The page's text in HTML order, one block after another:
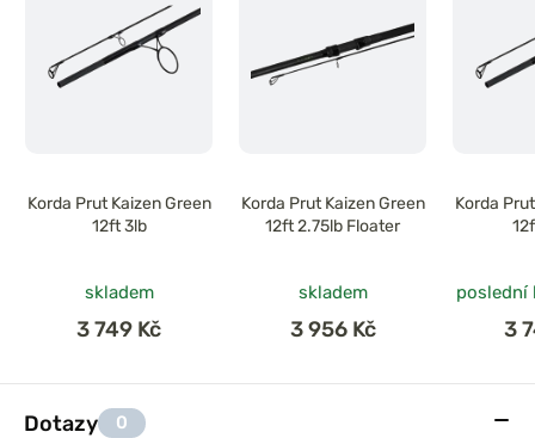
Korda Prut Kaizen Green
12ft 3lb
skladem
3 749 Kč
Korda Prut Kaizen Green
12ft 2.75lb Floater
skladem
3 956 Kč
Korda
poslední
3
Dotazy 0